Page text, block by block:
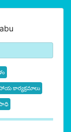
కార్యక్రమాలు